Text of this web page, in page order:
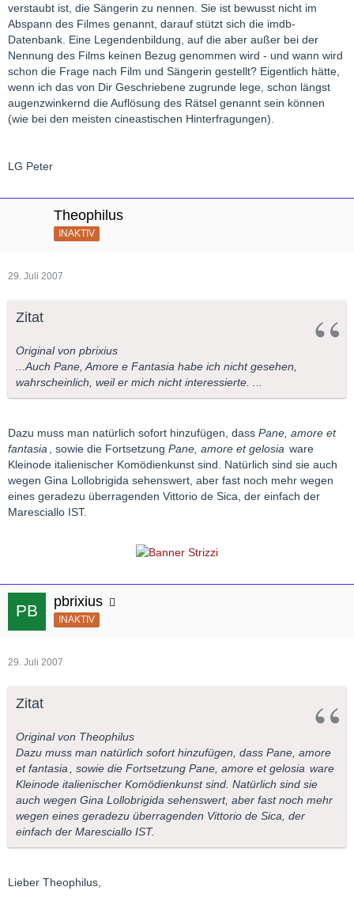
verstaubt ist, die Sängerin zu nennen. Sie ist bewusst nicht im
Abspann des Filmes genannt, darauf stützt sich die imdb-
Datenbank. Eine Legendenbildung, auf die aber außer bei der
Nennung des Films keinen Bezug genommen wird - und wann wird
schon die Frage nach Film und Sängerin gestellt? Eigentlich hätte,
wenn ich das von Dir Geschriebene zugrunde lege, schon längst
augenzwinkernd die Auflösung des Rätsel genannt sein können
(wie bei den meisten cineastischen Hinterfragungen).
LG Peter
Theophilus
INAKTIV
29. Juli 2007
Zitat
Original von pbrixius
...Auch Pane, Amore e Fantasia habe ich nicht gesehen,
wahrscheinlich, weil er mich nicht interessierte. ...
Dazu muss man natürlich sofort hinzufügen, dass Pane, amore et
fantasia
, sowie die Fortsetzung Pane, amore et gelosia ware
Kleinode italienischer Komödienkunst sind. Natürlich sind sie auch
wegen Gina Lollobrigida sehenswert, aber fast noch mehr wegen
eines geradezu überragenden Vittorio de Sica, der einfach der
Maresciallo IST.
pbrixius
INAKTIV
29. Juli 2007
Zitat
Original von Theophilus
Dazu muss man natürlich sofort hinzufügen, dass Pane, amore
et fantasia
, sowie die Fortsetzung Pane, amore et gelosia ware
Kleinode italienischer Komödienkunst sind. Natürlich sind sie
auch wegen Gina Lollobrigida sehenswert, aber fast noch mehr
wegen eines geradezu überragenden Vittorio de Sica, der
einfach der Maresciallo IST.
Lieber Theophilus,